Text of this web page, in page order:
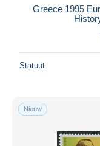
Greece 1995
Statuut
Nieuw